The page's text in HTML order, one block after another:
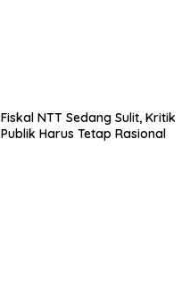
Fiskal NTT Sedang Sulit, Kritik
Publik Harus Tetap Rasional